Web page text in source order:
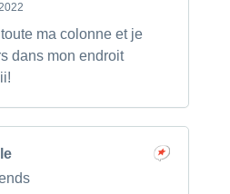
ma colonne et je
dans mon endroit